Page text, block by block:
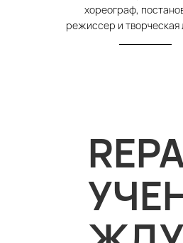
хореограф,
режиссер и творческая